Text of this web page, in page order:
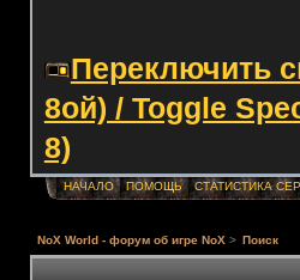
Переключить
8ой) / Toggle
8)
НАЧАЛО ПОМОЩЬ СТАТИСТИКА
NoX World - форум об игре NoX > Поиск